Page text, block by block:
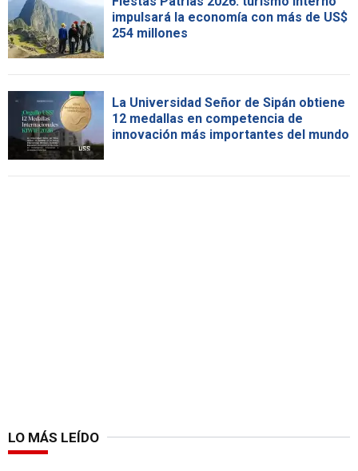
impulsará la economía con más de US$
254 millones
La Universidad Señor de Sipán obtiene
12 medallas en competencia de
innovación más importantes del mundo
LO MÁS LEÍDO